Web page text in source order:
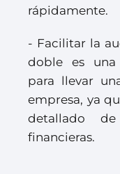
rápidamente.
- Facilitar la
doble es una
para llevar
empresa, ya
detallado
financieras.